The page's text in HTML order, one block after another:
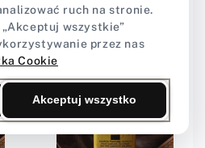
ruch na stronie.
wszystkie”
przez nas
Cookie
Akceptuj wszystko